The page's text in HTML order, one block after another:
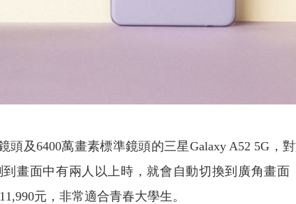
及6400萬畫素標準鏡頭的三星Galaxy A52 5G，
畫面中有兩人以上時，就會自動切換到廣角畫面
元，非常適合青春大學生。